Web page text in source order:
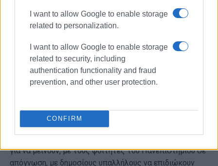
I want to allow Google to enable storage
related to personalization.
I want to allow Google to enable storage
related to security, including
authentication functionality and fraud
prevention, and other user protection.
CONFIRM
Από την προηγούμενη επίσκεψή σας, κύριε
αεροδρομίου και των λιμανιών μας. Μην σπεύσετε
όμως να πανηγυρίσετε, τα φαινόμενα απατούν.
Λιγότερα μείναν στις τσέπες των επαγγελματιών του
τουρισμού, την ώρα που η «φέρουσα ικανότητα» του
Θα δείτε να γιγαντώνεται το ζήτημα της στέγασης, με
για να μείνουν, με τους φοιτητές του Πανεπιστημίου σε
απόγνωση, με δημοσίους υπαλλήλους να επιδιώκουν